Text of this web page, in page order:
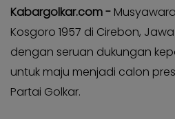
Kabar
Kabinet
Kabar
UKM
Kabar
Kabar
Kabar
Kabar
Kabargolkar.com -
Kosgoro 1957 di Cirebon,
dengan seruan dukungan
untuk maju menjadi calon
Partai Golkar.